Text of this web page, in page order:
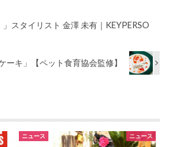
スタイリスト 金澤 未有｜KEYPERSO
ーキ」【ペット食育協会監修】
ニュース ニュース